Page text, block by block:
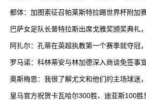
都体：加图索征召帕莱斯特拉踢世界杯附加
巴萨女足队长普特拉斯出席戈雅奖颁奖典礼
阿扎尔：孔蒂在英超执教第一个赛季就夺冠
罗马诺：科林蒂安与林加德深入商谈免签事
奥斯梅恩：我很了解尤文和他们的主场球迷
皇马官方祝贺卡瓦哈尔300胜、迪亚斯100胜